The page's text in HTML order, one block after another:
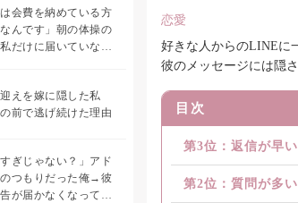
は会費を納めている方
んです」朝の体操の
だけに届いていなか
えを嫁に隠した私
前で逃げ続けた理由
すぎじゃない？」アド
つもりだった俺→彼
が届かなくなって、
恋愛
好きな人からのLINEに
彼のメッセージには隠
目次
第3位：返信が早い
第2位：質問が多い